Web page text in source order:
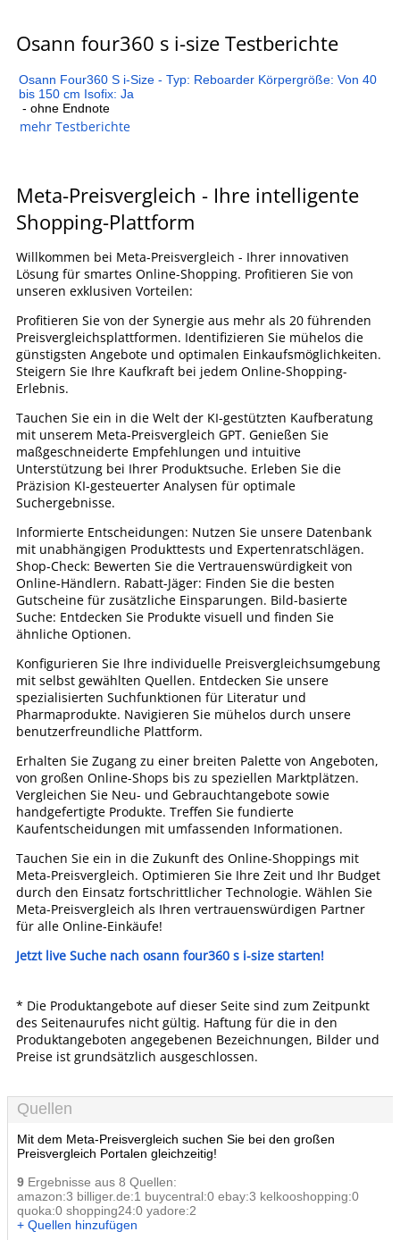
Osann four360 s i-size Testberichte
Osann Four360 S i-Size - Typ: Reboarder Körpergröße: Von 40
bis 150 cm Isofix: Ja
- ohne Endnote
mehr Testberichte
Meta-Preisvergleich - Ihre intelligente
Shopping-Plattform
Willkommen bei Meta-Preisvergleich - Ihrer innovativen
Lösung für smartes Online-Shopping. Profitieren Sie von
unseren exklusiven Vorteilen:
Profitieren Sie von der Synergie aus mehr als 20 führenden
Preisvergleichsplattformen. Identifizieren Sie mühelos die
günstigsten Angebote und optimalen Einkaufsmöglichkeiten.
Steigern Sie Ihre Kaufkraft bei jedem Online-Shopping-
Erlebnis.
Tauchen Sie ein in die Welt der KI-gestützten Kaufberatung
mit unserem Meta-Preisvergleich GPT. Genießen Sie
maßgeschneiderte Empfehlungen und intuitive
Unterstützung bei Ihrer Produktsuche. Erleben Sie die
Präzision KI-gesteuerter Analysen für optimale
Suchergebnisse.
Informierte Entscheidungen: Nutzen Sie unsere Datenbank
mit unabhängigen Produkttests und Expertenratschlägen.
Shop-Check: Bewerten Sie die Vertrauenswürdigkeit von
Online-Händlern. Rabatt-Jäger: Finden Sie die besten
Gutscheine für zusätzliche Einsparungen. Bild-basierte
Suche: Entdecken Sie Produkte visuell und finden Sie
ähnliche Optionen.
Konfigurieren Sie Ihre individuelle Preisvergleichsumgebung
mit selbst gewählten Quellen. Entdecken Sie unsere
spezialisierten Suchfunktionen für Literatur und
Pharmaprodukte. Navigieren Sie mühelos durch unsere
benutzerfreundliche Plattform.
Erhalten Sie Zugang zu einer breiten Palette von Angeboten,
von großen Online-Shops bis zu speziellen Marktplätzen.
Vergleichen Sie Neu- und Gebrauchtangebote sowie
handgefertigte Produkte. Treffen Sie fundierte
Kaufentscheidungen mit umfassenden Informationen.
Tauchen Sie ein in die Zukunft des Online-Shoppings mit
Meta-Preisvergleich. Optimieren Sie Ihre Zeit und Ihr Budget
durch den Einsatz fortschrittlicher Technologie. Wählen Sie
Meta-Preisvergleich als Ihren vertrauenswürdigen Partner
für alle Online-Einkäufe!
Jetzt live Suche nach osann four360 s i-size starten!
* Die Produktangebote auf dieser Seite sind zum Zeitpunkt
des Seitenaurufes nicht gültig. Haftung für die in den
Produktangeboten angegebenen Bezeichnungen, Bilder und
Preise ist grundsätzlich ausgeschlossen.
Quellen
Mit dem Meta-Preisvergleich suchen Sie bei den großen
Preisvergleich Portalen gleichzeitig!
9 Ergebnisse aus 8 Quellen:
amazon:3 billiger.de:1 buycentral:0 ebay:3 kelkooshopping:0
quoka:0 shopping24:0 yadore:2
+ Quellen hinzufügen